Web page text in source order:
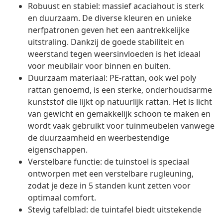
Robuust en stabiel: massief acaciahout is sterk
en duurzaam. De diverse kleuren en unieke
nerfpatronen geven het een aantrekkelijke
uitstraling. Dankzij de goede stabiliteit en
weerstand tegen weersinvloeden is het ideaal
voor meubilair voor binnen en buiten.
Duurzaam materiaal: PE-rattan, ook wel poly
rattan genoemd, is een sterke, onderhoudsarme
kunststof die lijkt op natuurlijk rattan. Het is licht
van gewicht en gemakkelijk schoon te maken en
wordt vaak gebruikt voor tuinmeubelen vanwege
de duurzaamheid en weerbestendige
eigenschappen.
Verstelbare functie: de tuinstoel is speciaal
ontworpen met een verstelbare rugleuning,
zodat je deze in 5 standen kunt zetten voor
optimaal comfort.
Stevig tafelblad: de tuintafel biedt uitstekende